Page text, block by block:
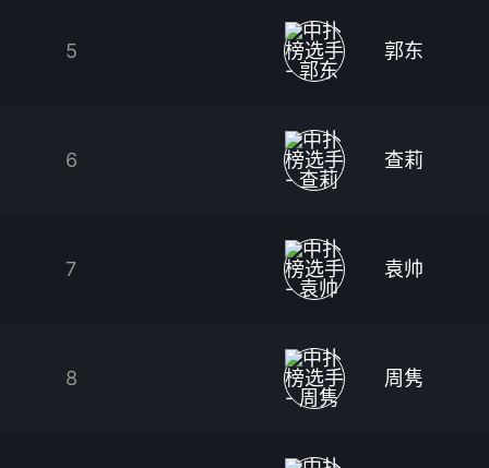
5 郭东
6 查莉
7 袁帅
8 周隽